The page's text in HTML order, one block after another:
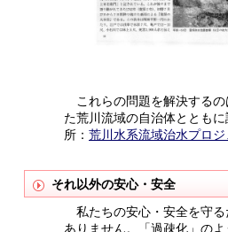
これらの問題を解決するの
た荒川流域の自治体ととも
所： 荒川水系流域治水プロジ
それ以外の安心・安全
私たちの安心・安全を守る
ありません。「過疎化」の